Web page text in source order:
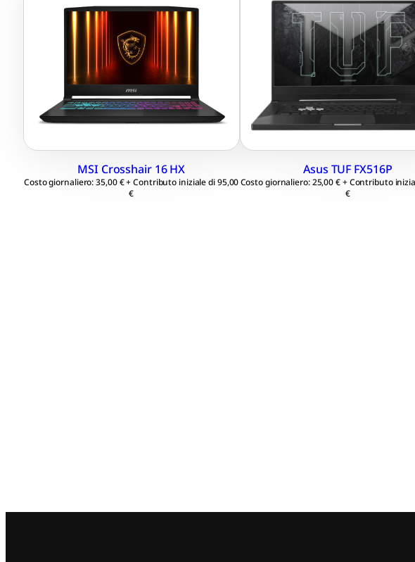
MSI Crosshair 16 HX
Costo giornaliero: 35,00 € + Contributo iniziale di 95,00
€
16″ Quad HD+ 2560×1600
Intel® Core™ Ultra 7 255HX
Ram 32 GB, SSD 512 GB
Nvidia RTX 5070 8 GB
Windows 11 Professional 64
bit
Asus TUF FX516P
Costo giornaliero: 25,00 € + Contributo
€
15,6″ Full HD 1920×1080
Intel® Core™ i7-11370H
Ram 24 GB, SSD 512 GB /
RTX 3050Ti 4 GB / 3060 6
3070 8 GB
Windows 11